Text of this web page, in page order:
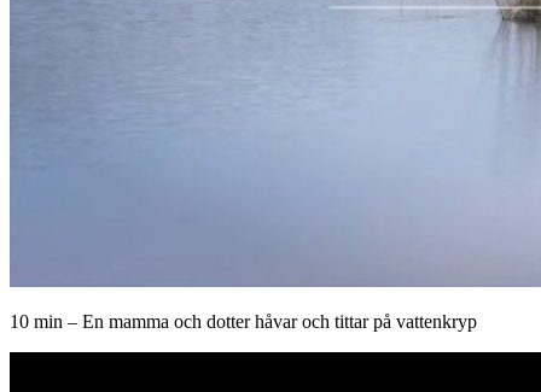
10 min – En mamma och dotter håvar och tittar på vattenkryp